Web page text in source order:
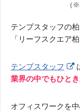
（
テンプスタッフの
「リーフスクエア
テンプスタッフ
業界の中でもひとき
オフィスワークを